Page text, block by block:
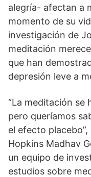
alegría- afectan a
momento de su
investigación de
meditación
que han
depresión leve a
“La meditación se
pero queríamos
el efecto
Hopkins Madhav
un equipo de
estudios sobre